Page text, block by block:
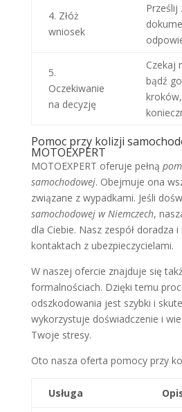
4. Złóż
wniosek
Prześlij
5.
Oczekiwanie
na decyzję
Czekaj
bądź
Pomoc przy kolizji
MOTOEXPERT
MOTOEXPERT oferuje pełną
samochodowej. Obejmuje ona
związane z wypadkami. Jeśli
samochodowej w Niemczech,
dla Ciebie. Nasz zespół doradza
kontaktach z ubezpieczycielami.
W naszej ofercie znajduje się
formalnościach. Dzięki temu
odszkodowania jest szybki i
wykorzystuje doświadczenie i
Twoje stresy.
Oto nasza oferta pomocy przy
Usługa